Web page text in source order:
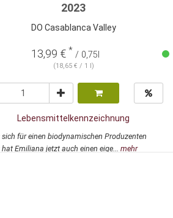
2023
DO Casablanca Valley
13,99 € * / 0,75l
(18,65 € / 1 l)
Lebensmittelkennzeichnung
sich für einen biodynamischen Produzenten
Emiliana jetzt auch einen eige... mehr